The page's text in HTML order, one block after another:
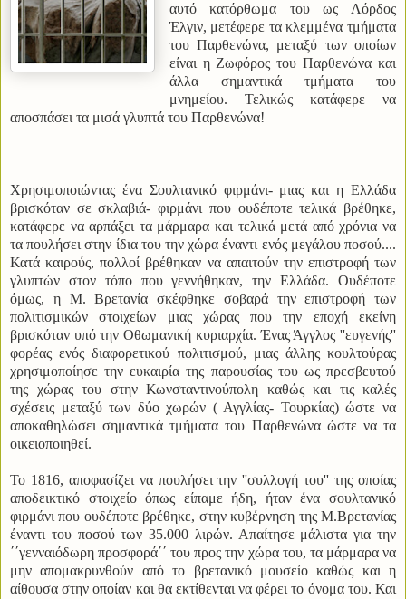
αυτό κατόρθωμα του ως Λόρδος
Έλγιν, μετέφερε τα κλεμμένα τμήματα
του Παρθενώνα, μεταξύ των οποίων
είναι η Ζωφόρος του Παρθενώνα και
άλλα σημαντικά τμήματα του
μνημείου. Τελικώς κατάφερε να
αποσπάσει τα μισά γλυπτά του Παρθενώνα!
Χρησιμοποιώντας ένα Σουλτανικό φιρμάνι- μιας και η Ελλάδα
βρισκόταν σε σκλαβιά- φιρμάνι που ουδέποτε τελικά βρέθηκε,
κατάφερε να αρπάξει τα μάρμαρα και τελικά μετά από χρόνια να
τα πουλήσει στην ίδια του την χώρα έναντι ενός μεγάλου ποσού....
Κατά καιρούς, πολλοί βρέθηκαν να απαιτούν την επιστροφή των
γλυπτών στον τόπο που γεννήθηκαν, την Ελλάδα. Ουδέποτε
όμως, η Μ. Βρετανία σκέφθηκε σοβαρά την επιστροφή των
πολιτισμικών στοιχείων μιας χώρας που την εποχή εκείνη
βρισκόταν υπό την Οθωμανική κυριαρχία. Ένας Άγγλος ''ευγενής''
φορέας ενός διαφορετικού πολιτισμού, μιας άλλης κουλτούρας
χρησιμοποίησε την ευκαιρία της παρουσίας του ως πρεσβευτού
της χώρας του στην Κωνσταντινούπολη καθώς και τις καλές
σχέσεις μεταξύ των δύο χωρών ( Αγγλίας- Τουρκίας) ώστε να
αποκαθηλώσει σημαντικά τμήματα του Παρθενώνα ώστε να τα
οικειοποιηθεί.
Το 1816, αποφασίζει να πουλήσει την ''συλλογή του'' της οποίας
αποδεικτικό στοιχείο όπως είπαμε ήδη, ήταν ένα σουλτανικό
φιρμάνι που ουδέποτε βρέθηκε, στην κυβέρνηση της Μ.Βρετανίας
έναντι του ποσού των 35.000 λιρών. Απαίτησε μάλιστα για την
΄΄γενναιόδωρη προσφορά΄΄ του προς την χώρα του, τα μάρμαρα να
μην απομακρυνθούν από το βρετανικό μουσείο καθώς και η
αίθουσα στην οποίαν και θα εκτίθενται να φέρει το όνομα του. Και